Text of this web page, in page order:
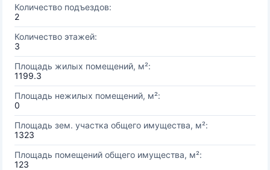
Количество подъездов:
2
Количество этажей:
3
Площадь жилых помещений, м²:
1199.3
Площадь нежилых помещений, м²:
0
Площадь зем. участка общего имущества, м²:
1323
Площадь помещений общего имущества, м²:
123